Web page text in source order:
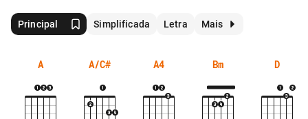
Principal Simplificada Letra Mais
A A/C# A4 Bm D